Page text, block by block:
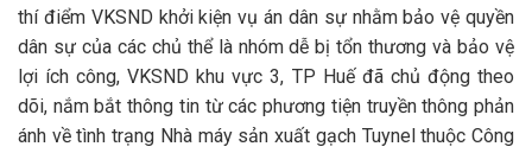
thí điểm VKSND khởi kiện vụ án dân sự nhằm bảo vệ quyền
dân sự của các chủ thể là nhóm dễ bị tổn thương và bảo vệ
lợi ích công, VKSND khu vực 3, TP Huế đã chủ động theo
dõi, nắm bắt thông tin từ các phương tiện truyền thông phản
ánh về tình trạng Nhà máy sản xuất gạch Tuynel thuộc Công